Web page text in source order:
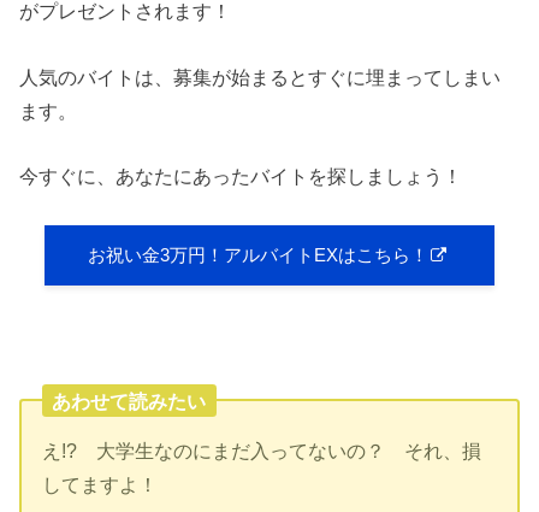
がプレゼントされます！
人気のバイトは、募集が始まるとすぐに埋まってしまい
ます。
今すぐに、あなたにあったバイトを探しましょう！
お祝い金3万円！アルバイトEXはこちら！
あわせて読みたい
え!? 大学生なのにまだ入ってないの？ それ、損
してますよ！